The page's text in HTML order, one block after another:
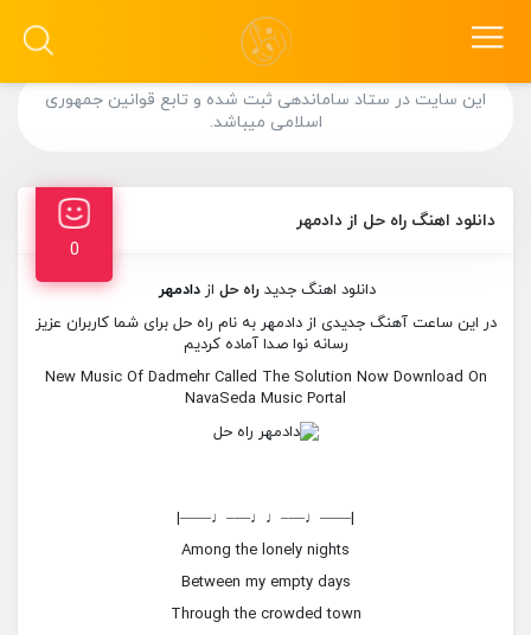
این سایت در ستاد ساماندهی ثبت شده و تابع قوانین جمهوری
اسلامی میباشد.
دانلود اهنگ راه حل از دادمهر
0
دانلود اهنگ جدیدراه حل ازدادمهر
در این ساعت آهنگ جدیدی از دادمهر به نام راه حل برای شما کاربران عزیز
رسانه نوا صدا آماده کردیم
New Music Of Dadmehr Called The Solution Now Download On
NavaSeda Music Portal
|——♩—–♩♩—–♩——|
Among the lonely nights
Between my empty days
Through the crowded town